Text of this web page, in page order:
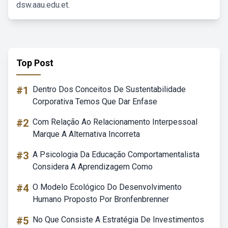
dsw.aau.edu.et.
Top Post
#1
Dentro Dos Conceitos De Sustentabilidade
Corporativa Temos Que Dar Enfase
#2 Com Relação Ao Relacionamento Interpessoal
Marque A Alternativa Incorreta
#3 A Psicologia Da Educação Comportamentalista
Considera A Aprendizagem Como
#4 O Modelo Ecológico Do Desenvolvimento
Humano Proposto Por Bronfenbrenner
#5 No Que Consiste A Estratégia De Investimentos